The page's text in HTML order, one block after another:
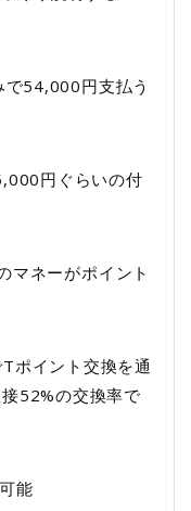
54,000円支払う
円ぐらいの付
マネーがポイント
ポイント交換を通
52%の交換率で
能